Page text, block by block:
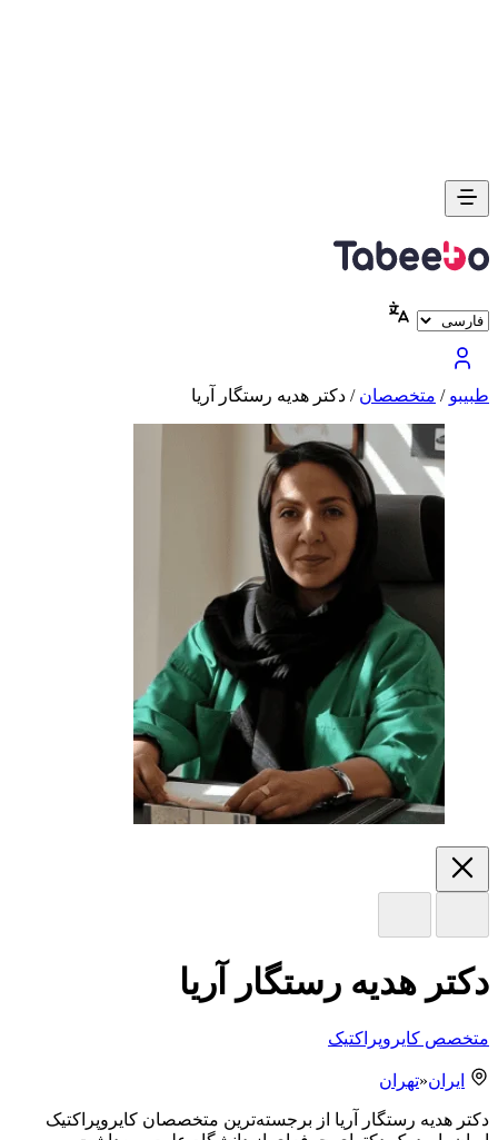
طبیبو / متخصصان / دکتر هدیه رستگار آریا
دکتر هدیه رستگار آریا
متخصص کایروپراکتیک
ایران«تهران
دکتر هدیه رستگار آریا از برجسته‌ترین متخصصان کایروپراکتیک